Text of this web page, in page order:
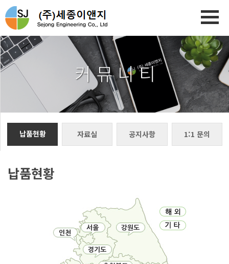
커 뮤 니 티
납품현황 자료실 공지사항 1:1 문의
납품현황